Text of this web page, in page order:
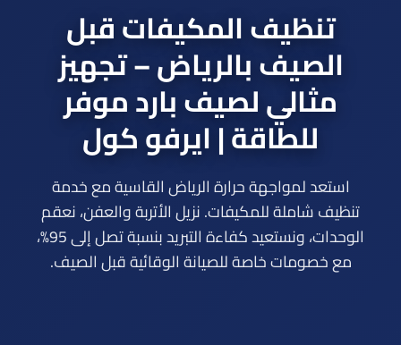
تنظيف المكيفات قبل
الصيف بالرياض – تجهيز
مثالي لصيف بارد موفر
للطاقة | ايرفو كول
استعد لمواجهة حرارة الرياض القاسية مع خدمة
تنظيف شاملة للمكيفات. نزيل الأتربة والعفن، نعقم
الوحدات، ونستعيد كفاءة التبريد بنسبة تصل إلى 95%،
مع خصومات خاصة للصيانة الوقائية قبل الصيف.